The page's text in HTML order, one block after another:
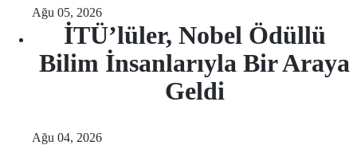
Ağu 05, 2026
İTÜ’lüler, Nobel Ödüllü
Bilim İnsanlarıyla Bir Araya
Geldi
Ağu 04, 2026